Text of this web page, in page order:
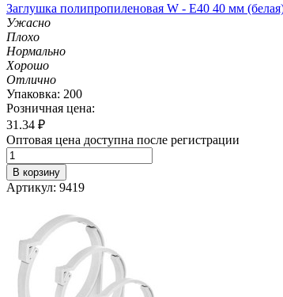
Заглушка полипропиленовая W - E40 40 мм
Ужасно
Плохо
Нормально
Хорошо
Отлично
Упаковка: 200
Розничная цена:
31.34 ₽
Оптовая цена доступна после регистрации
В корзину
Артикул: 9419